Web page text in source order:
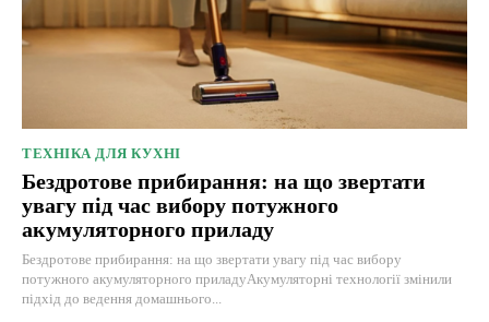
ТЕХНІКА ДЛЯ КУХНІ
Бездротове прибирання: на що звертати
увагу під час вибору потужного
акумуляторного приладу
Бездротове прибирання: на що звертати увагу під час вибору
потужного акумуляторного приладуАкумуляторні технології змінили
підхід до ведення домашнього...